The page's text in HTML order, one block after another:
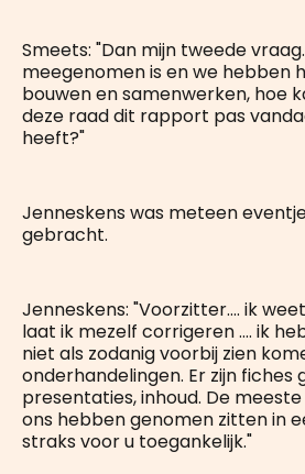
Smeets: "Dan mijn tweede
meegenomen is en we hebben
bouwen en samenwerken, hoe
deze raad dit rapport pas
heeft?"
Jenneskens was meteen
gebracht.
Jenneskens: "Voorzitter.... ik
laat ik mezelf corrigeren .... ik
niet als zodanig voorbij zien
onderhandelingen. Er zijn fiches
presentaties, inhoud. De
ons hebben genomen zitten in
straks voor u toegankelijk."